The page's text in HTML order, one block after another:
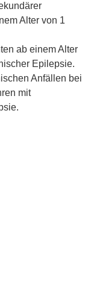
Alter von 1
ab einem Alter
Epilepsie.
Anfällen bei
mit